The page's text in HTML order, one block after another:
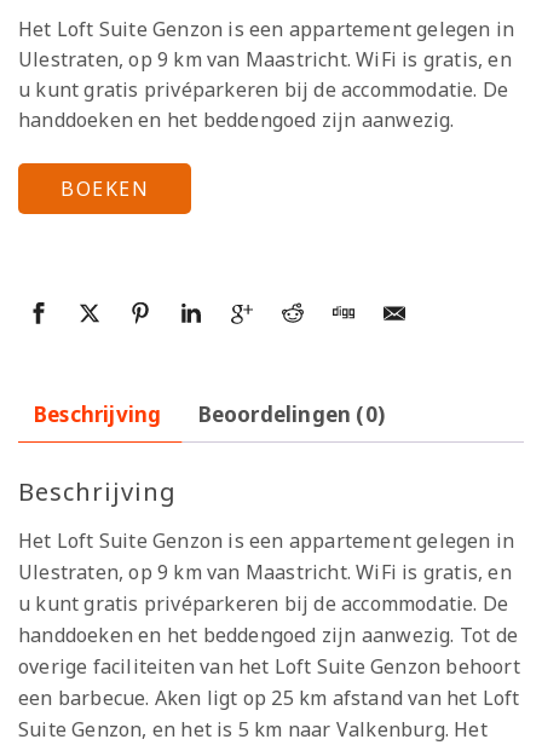
Het Loft Suite Genzon is een appartement gelegen in
Ulestraten, op 9 km van Maastricht. WiFi is gratis, en
u kunt gratis privéparkeren bij de accommodatie. De
handdoeken en het beddengoed zijn aanwezig.
BOEKEN
Beschrijving Beoordelingen (0)
Beschrijving
Het Loft Suite Genzon is een appartement gelegen in
Ulestraten, op 9 km van Maastricht. WiFi is gratis, en
u kunt gratis privéparkeren bij de accommodatie. De
handdoeken en het beddengoed zijn aanwezig. Tot de
overige faciliteiten van het Loft Suite Genzon behoort
een barbecue. Aken ligt op 25 km afstand van het Loft
Suite Genzon, en het is 5 km naar Valkenburg. Het